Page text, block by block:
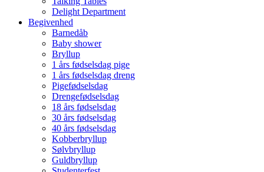
Delight Department
Begivenhed
Barnedåb
Baby shower
Bryllup
1 års fødselsdag pige
1 års fødselsdag dreng
Pigefødselsdag
Drengefødselsdag
18 års fødselsdag
30 års fødselsdag
40 års fødselsdag
Kobberbryllup
Sølvbryllup
Guldbryllup